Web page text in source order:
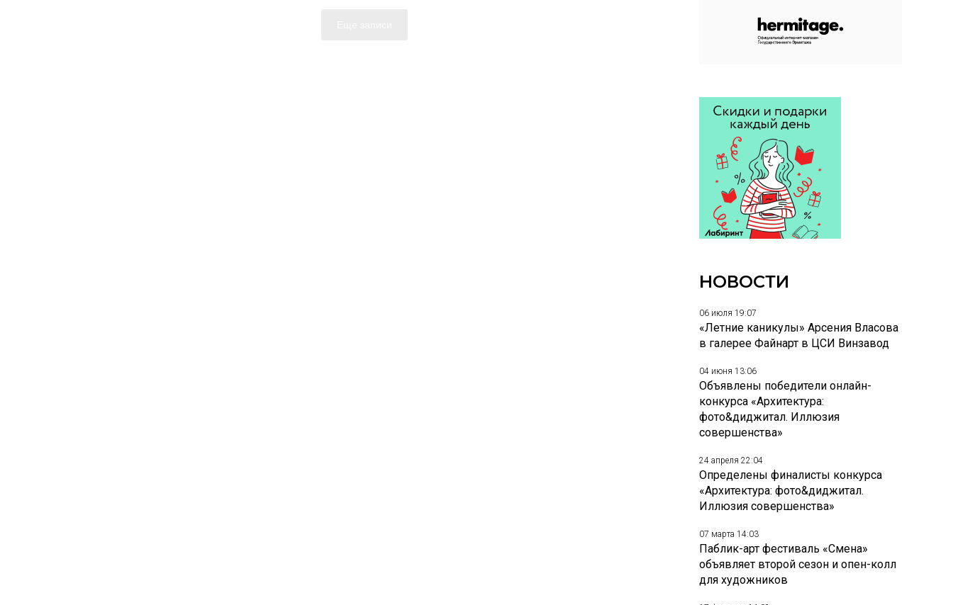
НОВОСТИ
06 июля 19:07
«Летние каникулы» Арсения Власова
в галерее Файнарт в ЦСИ Винзавод
04 июня 13:06
Объявлены победители онлайн-
конкурса «Архитектура:
фото&диджитал. Иллюзия
совершенства»
24 апреля 22:04
Определены финалисты конкурса
«Архитектура: фото&диджитал.
Иллюзия совершенства»
07 марта 14:03
Паблик-арт фестиваль «Смена»
объявляет второй сезон и опен-колл
для художников